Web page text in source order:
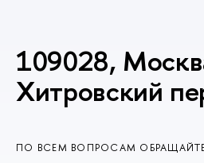
109028,
Хитровский
ПО ВСЕМ ВОПРОСАМ